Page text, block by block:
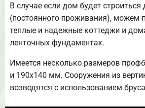
В случае если дом будет
(постоянного проживания), можем
теплые и надежные коттеджи и
ленточных фундаментах.
Имеется несколько размеров
и 190х140 мм. Сооружения из
возводятся с использованием